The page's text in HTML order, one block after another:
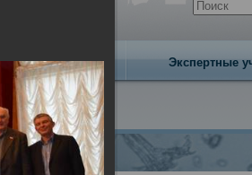
Издательство Экспертные